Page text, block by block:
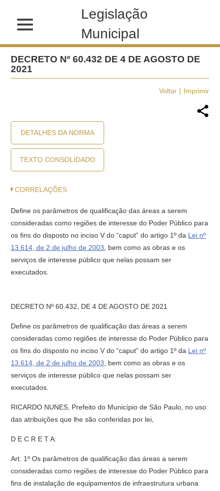
Legislação
Municipal
DECRETO Nº 60.432 DE 4 DE AGOSTO DE
2021
Voltar Imprimir
DETALHES DA NORMA
TEXTO CONSOLIDADO
CORRELAÇÕES
Define os parâmetros de qualificação das áreas a serem
consideradas como regiões de interesse do Poder Público para
os fins do disposto no inciso V do “caput” do artigo 1º da Lei nº
13.614, de 2 de julho de 2003 , bem como as obras e os
serviços de interesse público que nelas possam ser
executados.
DECRETO Nº 60.432, DE 4 DE AGOSTO DE 2021
Define os parâmetros de qualificação das áreas a serem
consideradas como regiões de interesse do Poder Público para
os fins do disposto no inciso V do “caput” do artigo 1º da Lei nº
13.614, de 2 de julho de 2003 , bem como as obras e os
serviços de interesse público que nelas possam ser
executados.
RICARDO NUNES, Prefeito do Município de São Paulo, no uso
das atribuições que lhe são conferidas por lei,
D E C R E T A:
Art. 1º Os parâmetros de qualificação das áreas a serem
consideradas como regiões de interesse do Poder Público para
fins de instalação de equipamentos de infraestrutura urbana